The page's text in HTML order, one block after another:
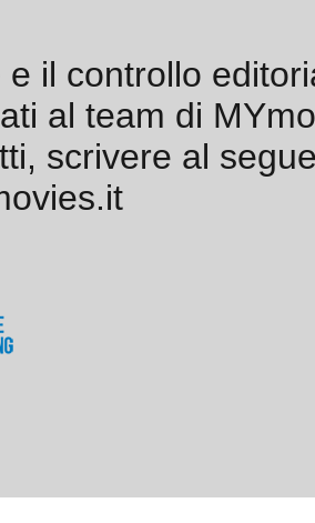
e il controllo
al team di
scrivere al